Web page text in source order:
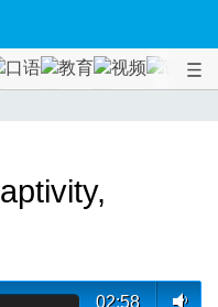
口语 教育 视频 课程
02:58